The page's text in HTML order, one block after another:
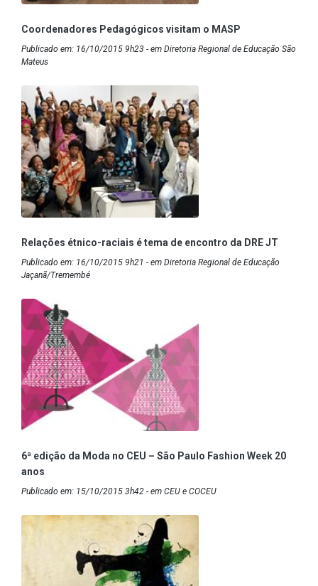
Coordenadores Pedagógicos visitam o MASP
Publicado em: 16/10/2015 9h23 - em Diretoria Regional de Educação São
Mateus
Relações étnico-raciais é tema de encontro da DRE JT
Publicado em: 16/10/2015 9h21 - em Diretoria Regional de Educação
Jaçanã/Tremembé
6ª edição da Moda no CEU – São Paulo Fashion Week 20
anos
Publicado em: 15/10/2015 3h42 - em CEU e COCEU